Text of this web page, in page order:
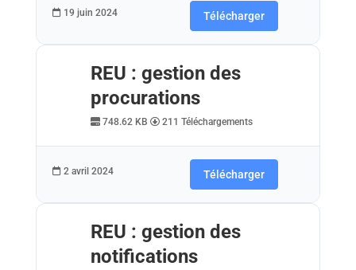
19 juin 2024 Télécharger
REU : gestion des
procurations
748.62 KB 211 Téléchargements
2 avril 2024 Télécharger
REU : gestion des
notifications